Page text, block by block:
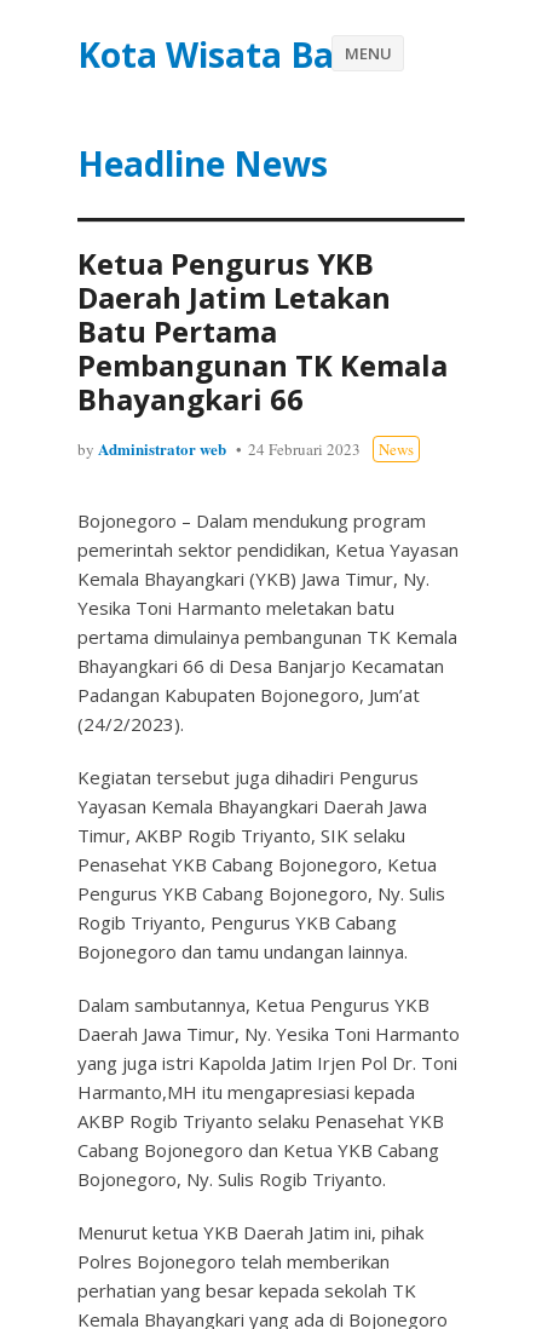
Kota Wisata Batu
Headline News
MENU
Ketua Pengurus YKB
Daerah Jatim Letakan
Batu Pertama
Pembangunan TK Kemala
Bhayangkari 66
by Administrator web 24 Februari 2023 News
Bojonegoro – Dalam mendukung program
pemerintah sektor pendidikan, Ketua Yayasan
Kemala Bhayangkari (YKB) Jawa Timur, Ny.
Yesika Toni Harmanto meletakan batu
pertama dimulainya pembangunan TK Kemala
Bhayangkari 66 di Desa Banjarjo Kecamatan
Padangan Kabupaten Bojonegoro, Jum’at
(24/2/2023).
Kegiatan tersebut juga dihadiri Pengurus
Yayasan Kemala Bhayangkari Daerah Jawa
Timur, AKBP Rogib Triyanto, SIK selaku
Penasehat YKB Cabang Bojonegoro, Ketua
Pengurus YKB Cabang Bojonegoro, Ny. Sulis
Rogib Triyanto, Pengurus YKB Cabang
Bojonegoro dan tamu undangan lainnya.
Dalam sambutannya, Ketua Pengurus YKB
Daerah Jawa Timur, Ny. Yesika Toni Harmanto
yang juga istri Kapolda Jatim Irjen Pol Dr. Toni
Harmanto,MH itu mengapresiasi kepada
AKBP Rogib Triyanto selaku Penasehat YKB
Cabang Bojonegoro dan Ketua YKB Cabang
Bojonegoro, Ny. Sulis Rogib Triyanto.
Menurut ketua YKB Daerah Jatim ini, pihak
Polres Bojonegoro telah memberikan
perhatian yang besar kepada sekolah TK
Kemala Bhayangkari yang ada di Bojonegoro